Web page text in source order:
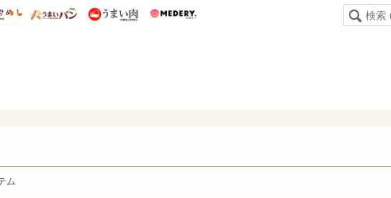
ズニー特集
うまいめし うまいパン うまい肉
ム